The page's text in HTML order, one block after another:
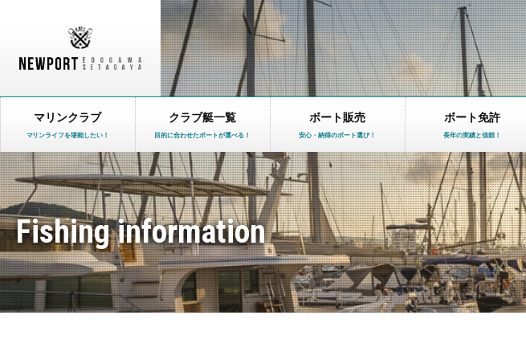
マリンクラブ
マリンライフを堪能したい！
クラブ艇一覧
目的に合わせたボートが選べる！
ボート販売
安心・納得のボート選び！
ボート免許
長年の実績と信頼！
Fishing information